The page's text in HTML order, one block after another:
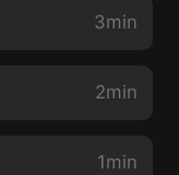
3min
2min
1min